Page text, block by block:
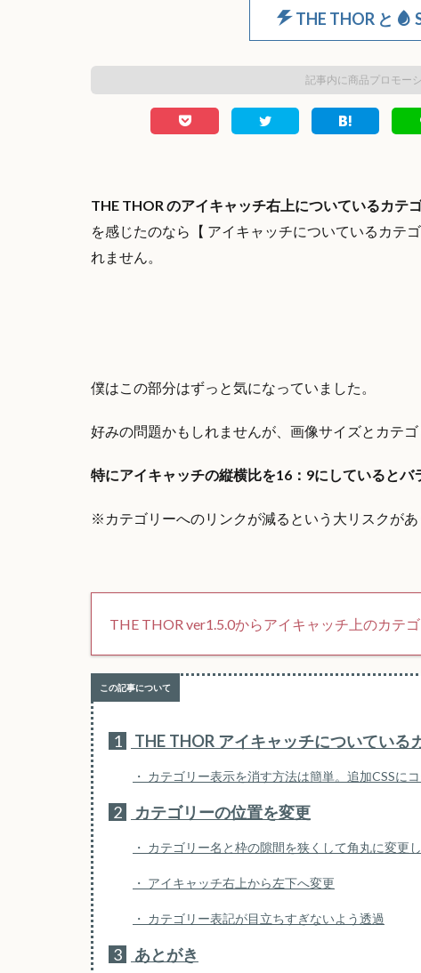
THE THOR と
記事内に商品プロモー
THE THOR のアイキャッチ右上についているカテ
を感じたのなら【 アイキャッチについているカテ
れません。
僕はこの部分はずっと気になっていました。
好みの問題かもしれませんが、画像サイズとカテゴ
特にアイキャッチの縦横比を16：9にしているとバ
※カテゴリーへのリンクが減るという大リスクがあ
THE THOR ver1.5.0からアイキャッチ上のカテ
1 THE THOR アイキャッチについている
カテゴリー表示を消す方法は簡単。追加CSSに
2 カテゴリーの位置を変更
カテゴリー名と枠の隙間を狭くして角丸に変更
アイキャッチ右上から左下へ変更
カテゴリー表記が目立ちすぎないよう透過
3 あとがき